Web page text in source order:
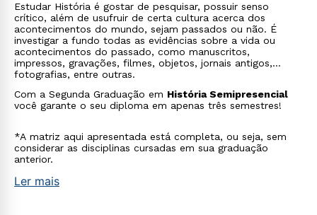
Estudar História é gostar de pesquisar, possuir senso
crítico, além de usufruir de certa cultura acerca dos
acontecimentos do mundo, sejam passados ou não. É
investigar a fundo todas as evidências sobre a vida ou
acontecimentos do passado, como manuscritos,
impressos, gravações, filmes, objetos, jornais antigos,
fotografias, entre outras.
Com a Segunda Graduação em História Semipresencial
você garante o seu diploma em apenas três semestres!
*A matriz aqui apresentada está completa, ou seja, sem
considerar as disciplinas cursadas em sua graduação
anterior.
Ler mais